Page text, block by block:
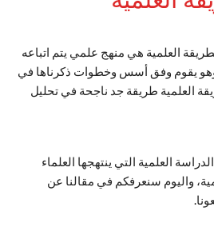
العلمية هي منهج علمي يتم اتباعه
يقوم وفق أسس وخطوات ذكرناها في
العلمية طريقة جد ناجحة في تحليل
العلمية التي ينتهجها العلماء
واليوم سنعرفكم في مقالنا عن